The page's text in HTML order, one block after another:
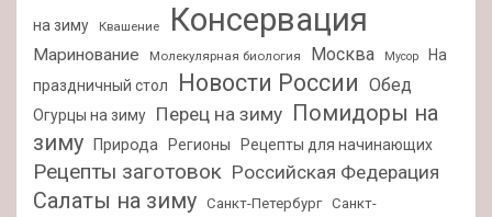
на зиму Квашение Консервация
Маринование Молекулярная биология Москва Мусор
На
праздничный стол
Новости России Обед
Огурцы на зиму Перец на зиму Помидоры на
зиму
Природа Регионы Рецепты для начинающих
Рецепты заготовок Российская Федерация
Салаты на зиму Санкт-Петербург Санкт-